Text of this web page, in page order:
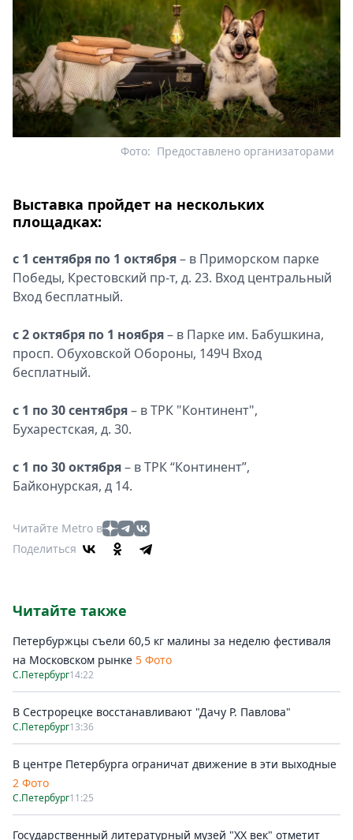
Предоставлено организаторами
Фото:
Выставка пройдет на нескольких
площадках:
с 1 сентября по 1 октября– в Приморском парке
Победы, Крестовский пр-т, д. 23. Вход центральный
Вход бесплатный.
с 2 октября по 1 ноября– в Парке им. Бабушкина,
просп. Обуховской Обороны, 149Ч Вход
бесплатный.
с 1 по 30 сентября– в ТРК "Континент",
Бухарестская, д. 30.
с 1 по 30 октября– в ТРК “Континент”,
Байконурская, д 14.
Читайте Metro в
Поделиться
Читайте также
Петербуржцы съели 60,5 кг малины за неделю фестиваля
на Московском рынке 5 Фото
С.Петербург14:22
В Сестрорецке восстанавливают "Дачу Р. Павлова"
С.Петербург13:36
В центре Петербурга ограничат движение в эти выходные
2 Фото
С.Петербург11:25
Государственный литературный музей "ХХ век" отметит